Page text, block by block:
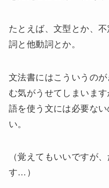
たとえば、文型とか、
詞と他動詞とか。
文法書にはこういうの
む気がうせてしまいま
語を使う文には必要な
い。
（覚えてもいいですが
す…）